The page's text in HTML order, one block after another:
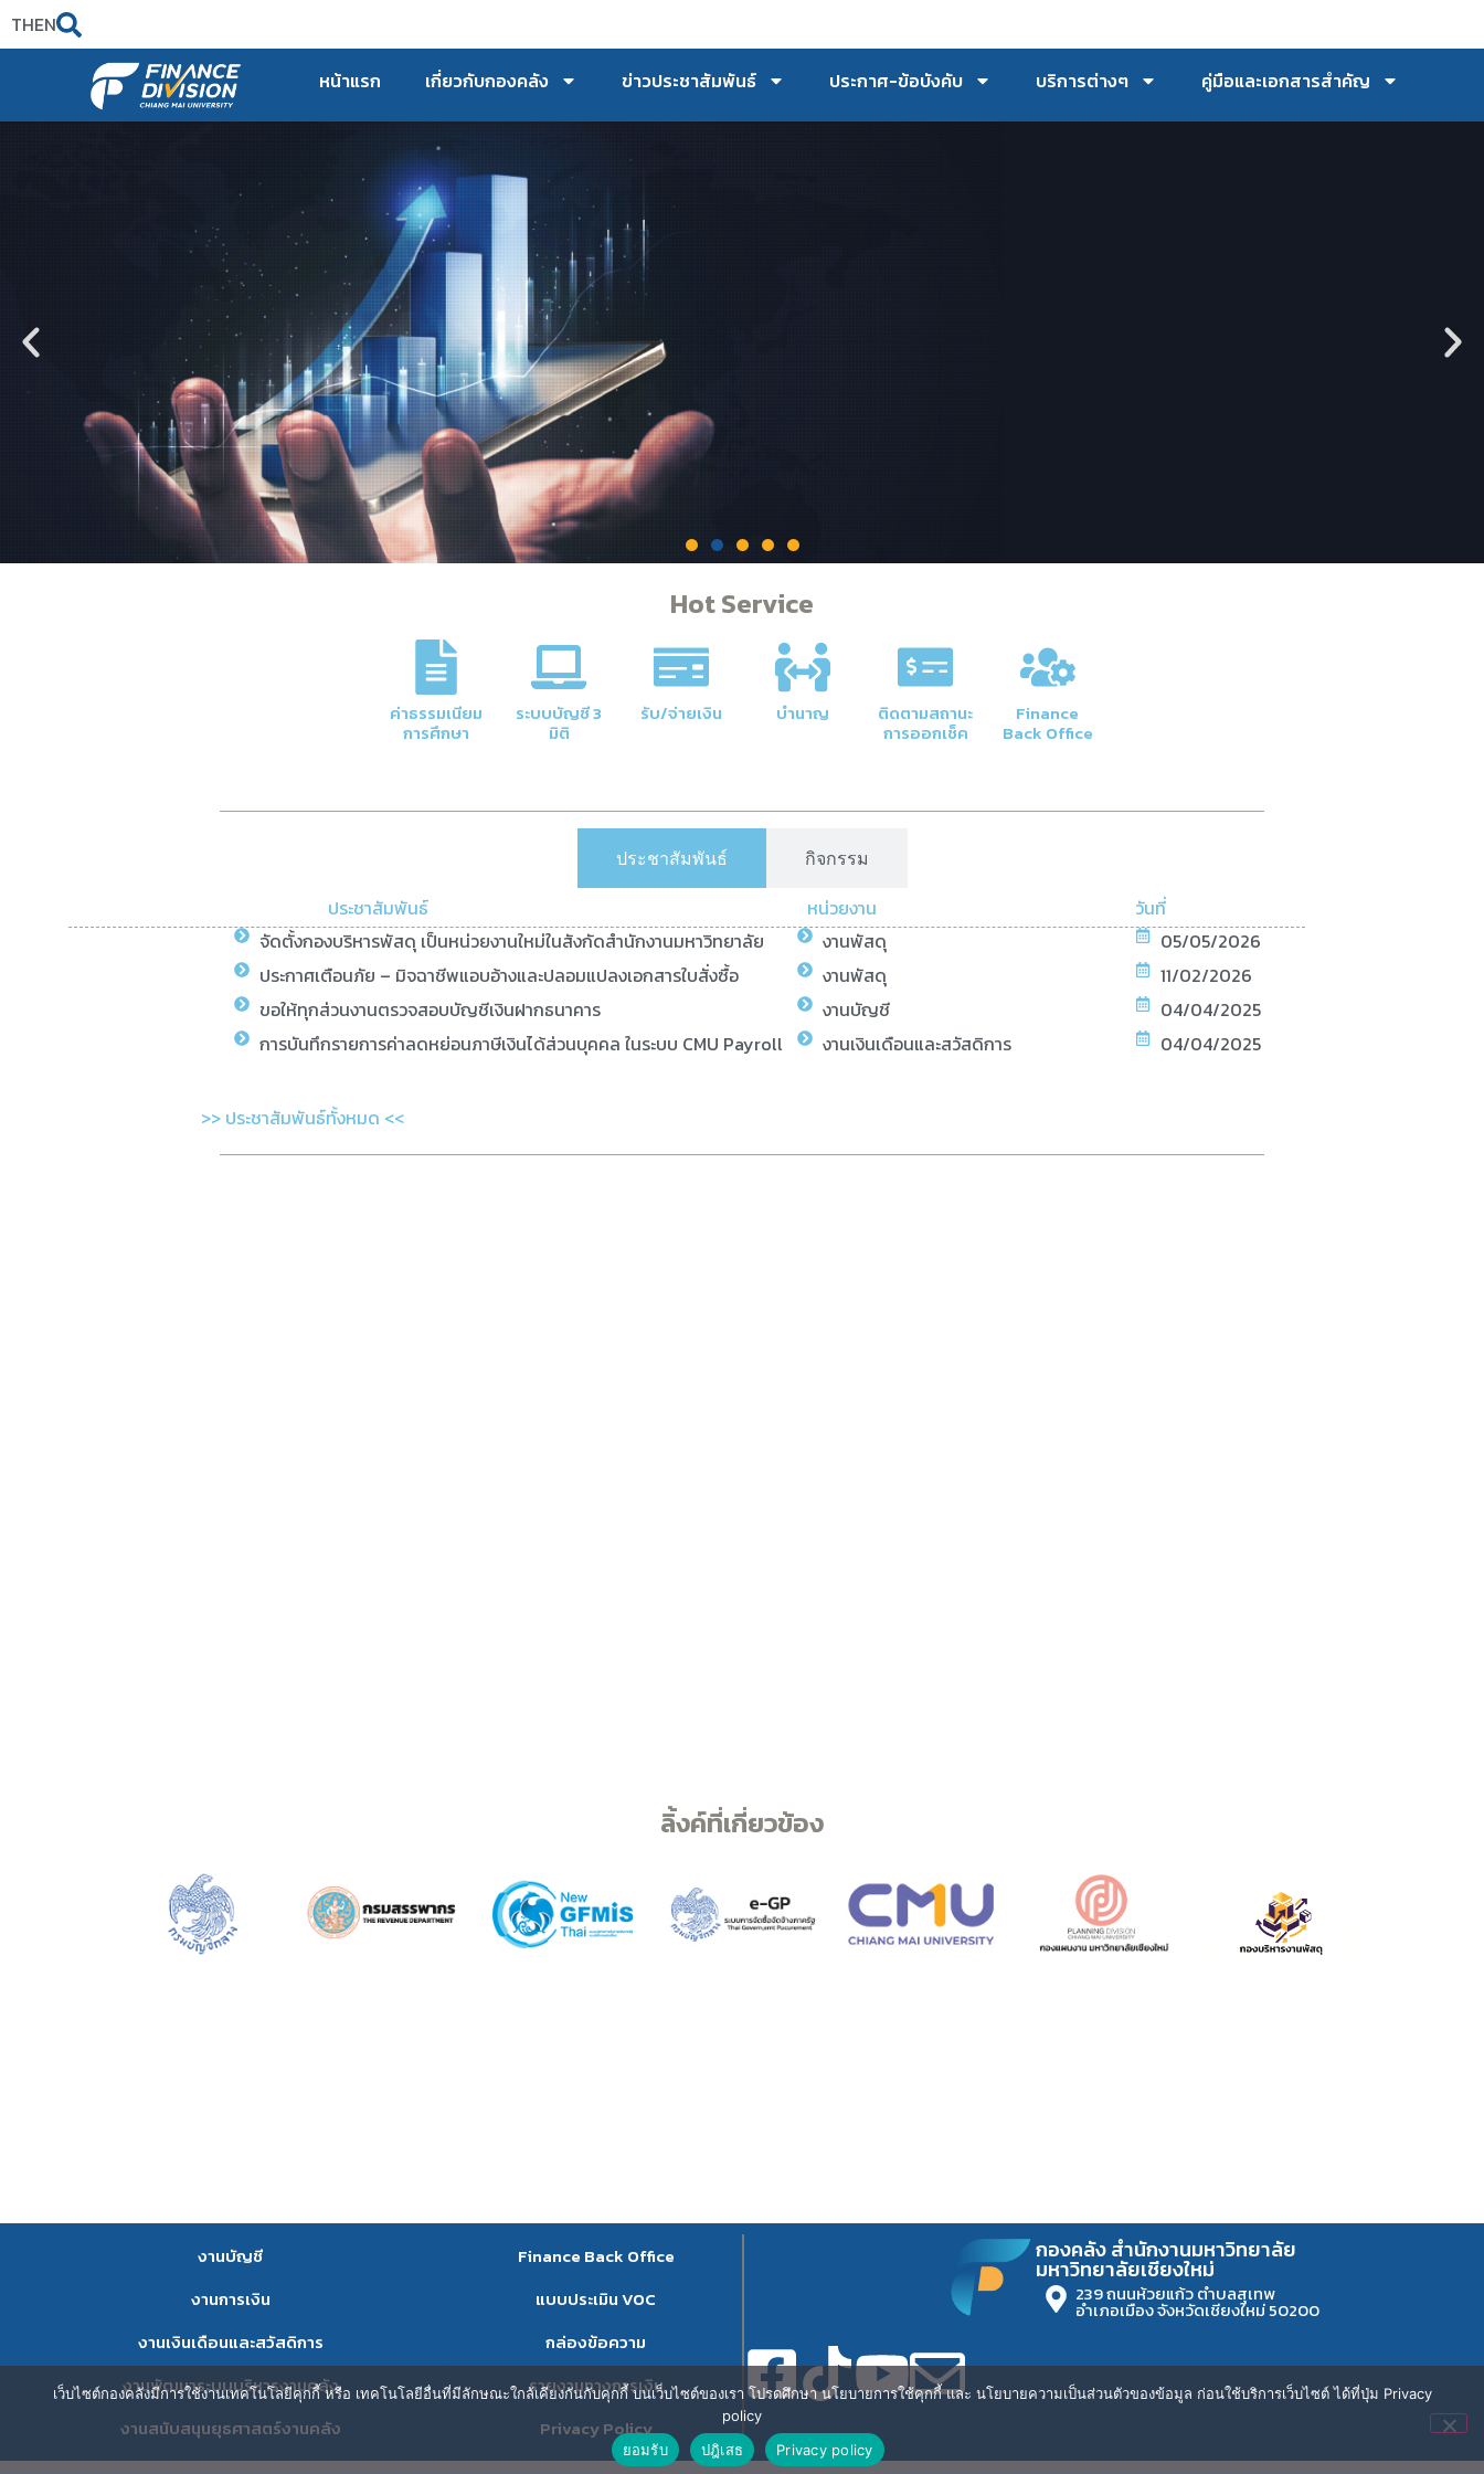
THEN
หน้าแรก เกี่ยวกับกองคลัง ข่าวประชาสัมพันธ์ ประกาศ-ข้อบังคับ บริการต่างๆ คู่มือและเอกสารสำคัญ
ภารกิจหลักของกองคลัง
การจัดการด้านการเงินและบัญชีของมหาวิทยาลัยให้มี
ความโปร่งใสและมีประสิทธิภาพ
Hot Service
ค่าธรรมเนียม
การศึกษา
ระบบบัญชี 3
มิติ
รับ/จ่ายเงิน บำนาญ ติดตามสถานะ
การออกเช็ค
Finance
Back Office
ประชาสัมพันธ์ กิจกรรม
ประชาสัมพันธ์ หน่วยงาน
วันที่
จัดตั้งกองบริหารพัสดุ เป็นหน่วยงานใหม่ในสังกัดสำนักงานมหาวิทยาลัย
งานพัสดุ
05/05/2026
ประกาศเตือนภัย – มิจฉาชีพแอบอ้างและปลอมแปลงเอกสารใบสั่งซื้อ
งานพัสดุ
11/02/2026
ขอให้ทุกส่วนงานตรวจสอบบัญชีเงินฝากธนาคาร
งานบัญชี
04/04/2025
การบันทึกรายการค่าลดหย่อนภาษีเงินได้ส่วนบุคคล ในระบบ CMU Payroll
งานเงินเดือนและสวัสดิการ 04/04/2025
>> ประชาสัมพันธ์ทั้งหมด <<
ลิ้งค์ที่เกี่ยวข้อง
งานบัญชี
งานการเงิน
งานเงินเดือนและสวัสดิการ
งานพัฒนาระบบบริหารงานคลัง
งานสนับสนุนยุธศาสตร์งานคลัง
Finance Back Office
แบบประเมิน VOC
กล่องข้อความ
รายงานทางการเงิน
Privacy Policy
กองคลัง สำนักงานมหาวิทยาลัย
มหาวิทยาลัยเชียงใหม่
239 ถนนห้วยแก้ว ตำบลสุเทพ
อำเภอเมือง จังหวัดเชียงใหม่ 50200
เว็บไซต์กองคลังมีการใช้งานเทคโนโลยีคุกกี้ หรือ เทคโนโลยีอื่นที่มีลักษณะใกล้เคียงกันกับคุกกี้ บนเว็บไซต์ของเรา โปรดศึกษา นโยบายการใช้คุกกี้ และ นโยบายความเป็นส่วนตัวของข้อมูล ก่อนใช้บริการเว็บไซต์ ได้ที่ปุ่ม Privacy
policy
ยอมรับ
ปฎิเสธ Privacy policy